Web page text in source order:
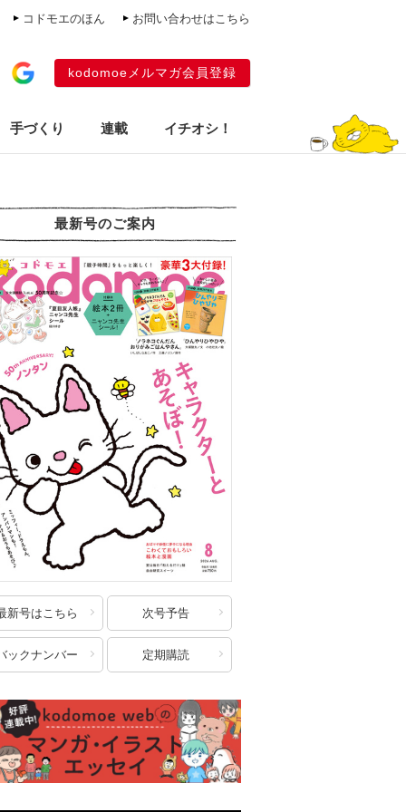
コドモエのほん お問い合わせはこちら
kodomoeメルマガ会員登録
手づくり 連載 イチオシ！
最新号のご案内
新号はこちら 次号予告
ックナンバー 定期購読